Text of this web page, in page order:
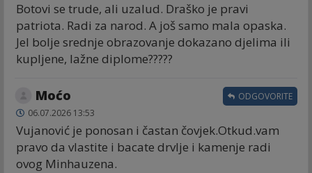
Botovi se trude, ali uzalud. Draško je pravi
patriota. Radi za narod. A još samo mala opaska.
Jel bolje srednje obrazovanje dokazano djelima ili
kupljene, lažne diplome?????
Moćo
06.07.2026 13:53
Vujanović je ponosan i častan čovjek.Otkud.vam
pravo da vlastite i bacate drvlje i kamenje radi
ovog Minhauzena.
ODGOVORITE